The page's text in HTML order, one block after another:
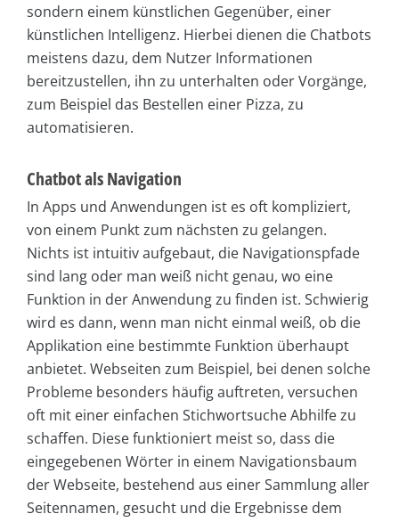
sondern einem künstlichen Gegenüber, einer
künstlichen Intelligenz. Hierbei dienen die Chatbots
meistens dazu, dem Nutzer Informationen
bereitzustellen, ihn zu unterhalten oder Vorgänge,
zum Beispiel das Bestellen einer Pizza, zu
automatisieren.
Chatbot als Navigation
In Apps und Anwendungen ist es oft kompliziert,
von einem Punkt zum nächsten zu gelangen.
Nichts ist intuitiv aufgebaut, die Navigationspfade
sind lang oder man weiß nicht genau, wo eine
Funktion in der Anwendung zu finden ist. Schwierig
wird es dann, wenn man nicht einmal weiß, ob die
Applikation eine bestimmte Funktion überhaupt
anbietet. Webseiten zum Beispiel, bei denen solche
Probleme besonders häufig auftreten, versuchen
oft mit einer einfachen Stichwortsuche Abhilfe zu
schaffen. Diese funktioniert meist so, dass die
eingegebenen Wörter in einem Navigationsbaum
der Webseite, bestehend aus einer Sammlung aller
Seitennamen, gesucht und die Ergebnisse dem